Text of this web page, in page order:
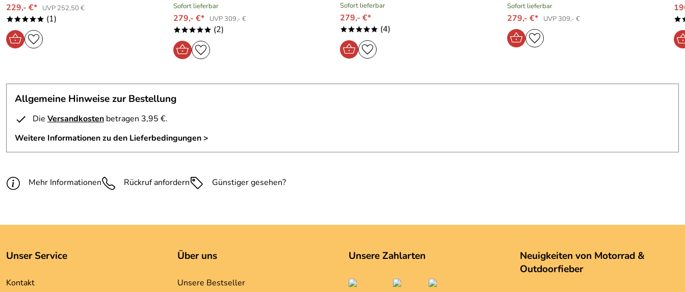
229,- €*
UVP 252,50 €
***** (1)
Sofort lieferbar
279,- €* UVP 309,- €
***** (2)
Sofort lieferbar
279,- €*
***** (4)
Sofort lieferbar
279,- €* UVP 309,- €
Allgemeine Hinweise zur Bestellung
Die Versandkosten betragen 3,95 €.
Weitere Informationen zu den Lieferbedingungen >
Mehr Informationen Rückruf anfordern Günstiger gesehen?
Unser Service
Kontakt
Über uns
Unsere Bestseller
Unsere Zahlarten
Neuigkeiten von Motorrad &
Outdoorfieber